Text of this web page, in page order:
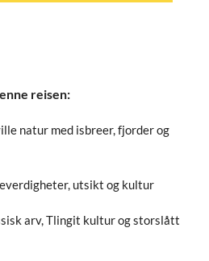
reisen:
natur med isbreer, fjorder og
utsikt og kultur
arv, Tlingit kultur og storslått